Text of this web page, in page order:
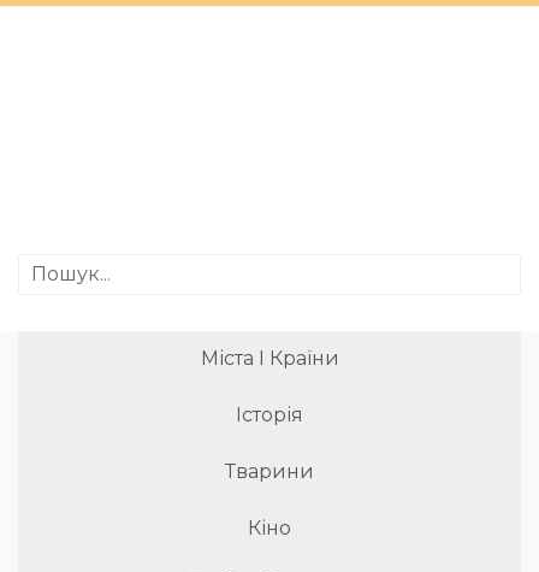
Міста І Країни
Історія
Тварини
Кіно